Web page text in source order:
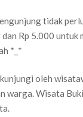
tidak
Rp 5.000
*_*
oleh
warga. Wisata